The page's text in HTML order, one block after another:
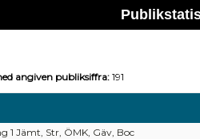
angiven publiksiffra: 191
1 Jämt, Str, ÖMK, Gäv, Boc